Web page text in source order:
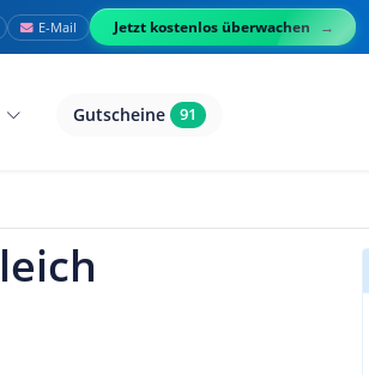
E-Mail Jetzt kostenlos überwachen
Gutscheine 91